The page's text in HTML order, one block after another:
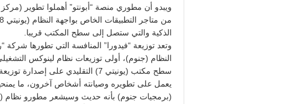
ويبدو أن مطوري منصة “أبونتو” أهملوا تطوير
الذكية والتي ستصل إلى سطح المكتب قريبا.
وتعد توزيعة “فيدورا” المنافسة التي تطورها
النظام (جنوم)، أولى توزيعات نظام لينوكس
يعمل على تطويره وصيانته أشخاص آخرون، ما
(برمجيات جنوم) بأنه حديث وسيشعر مطورو نظام